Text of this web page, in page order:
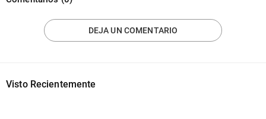
DEJA UN COMENTARIO
Visto Recientemente